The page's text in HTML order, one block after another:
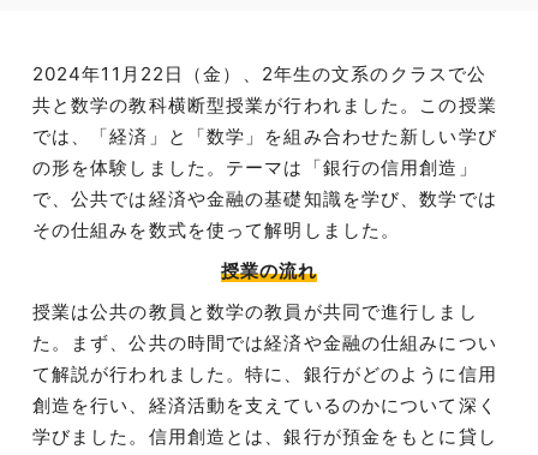
2024年11月22日（金）、2年生の文系のクラスで公
共と数学の教科横断型授業が行われました。この授業
では、「経済」と「数学」を組み合わせた新しい学び
の形を体験しました。テーマは「銀行の信用創造」
で、公共では経済や金融の基礎知識を学び、数学では
その仕組みを数式を使って解明しました。
授業の流れ
授業は公共の教員と数学の教員が共同で進行しまし
た。まず、公共の時間では経済や金融の仕組みについ
て解説が行われました。特に、銀行がどのように信用
創造を行い、経済活動を支えているのかについて深く
学びました。信用創造とは、銀行が預金をもとに貸し